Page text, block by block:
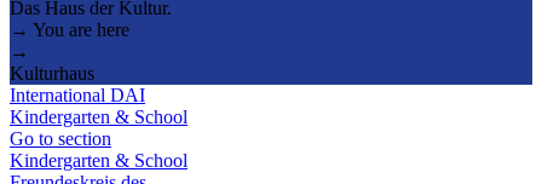
Das Haus der Kultur.
→ You are here
→
Kulturhaus
International DAI
Kindergarten & School
Go to section
Kindergarten & School